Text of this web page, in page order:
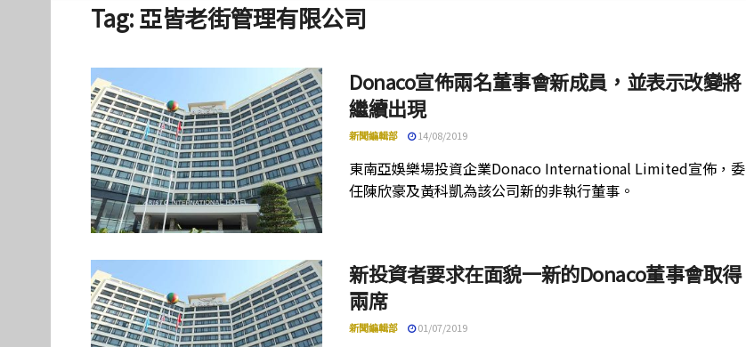
Tag:亞皆老街管理有限公司
Donaco宣佈兩名董事會新成員，並表示改變將
繼續出現
新聞編輯部 14/08/2019
東南亞娛樂場投資企業Donaco International Limited宣佈，委
任陳欣豪及黃科凱為該公司新的非執行董事。
新投資者要求在面貌一新的Donaco董事會取得
兩席
新聞編輯部 01/07/2019